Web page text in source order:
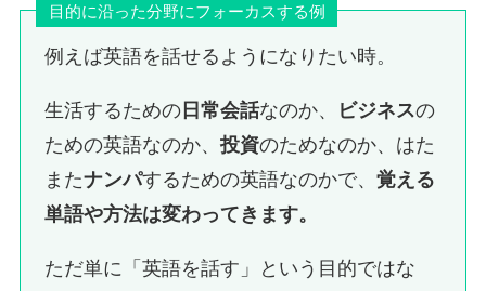
目的に沿った分野にフォーカスする例
例えば英語を話せるようになりたい時。
生活するための 日常会話なのか、 ビジネスの
ための英語なのか、投資のためなのか、はた
またナンパするための英語なのかで、覚える
単語や方法は変わってきます。
ただ単に「英語を話す」という目的ではな